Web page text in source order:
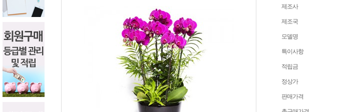
제조사
제조국
모델명
특이사항
적립금
정상가
판매가격